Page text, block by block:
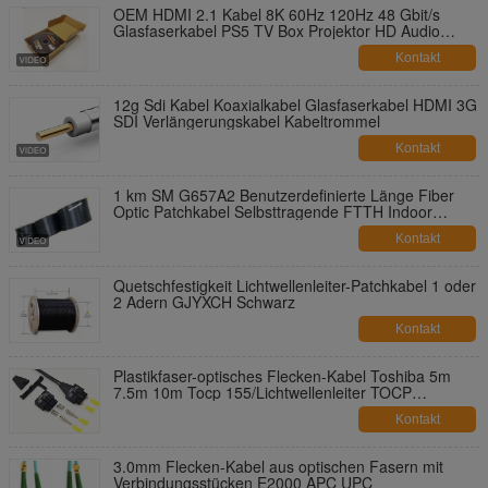
OEM HDMI 2.1 Kabel 8K 60Hz 120Hz 48 Gbit/s
Glasfaserkabel PS5 TV Box Projektor HD Audio
Video Kabel 8K 1,5M 3M 5M HDMI Glasfaserkabel
Kontakt
12g Sdi Kabel Koaxialkabel Glasfaserkabel HDMI 3G
SDI Verlängerungskabel Kabeltrommel
Kontakt
1 km SM G657A2 Benutzerdefinierte Länge Fiber
Optic Patchkabel Selbsttragende FTTH Indoor
Kontakt
Quetschfestigkeit Lichtwellenleiter-Patchkabel 1 oder
2 Adern GJYXCH Schwarz
Kontakt
Plastikfaser-optisches Flecken-Kabel Toshiba 5m
7.5m 10m Tocp 155/Lichtwellenleiter TOCP
Kontakt
3.0mm Flecken-Kabel aus optischen Fasern mit
Verbindungsstücken E2000 APC UPC